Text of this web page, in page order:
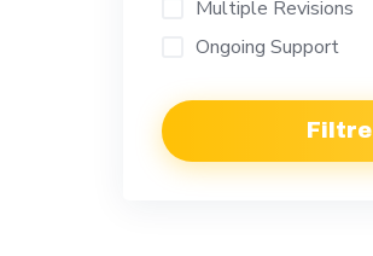
Multiple Revisions
Ongoing Support
Filtre